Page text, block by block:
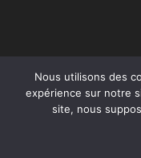
Pour un
contactez une
Nous utilisons des
expérience sur notre
site, nous